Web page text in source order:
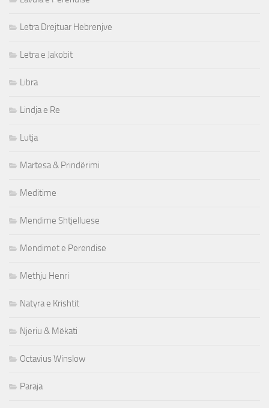
Letra Drejtuar Hebrenjve
Letra e Jakobit
Libra
Lindja e Re
Lutja
Martesa & Prindërimi
Meditime
Mendime Shtjelluese
Mendimet e Perendise
Methju Henri
Natyra e Krishtit
Njeriu & Mëkati
Octavius Winslow
Paraja